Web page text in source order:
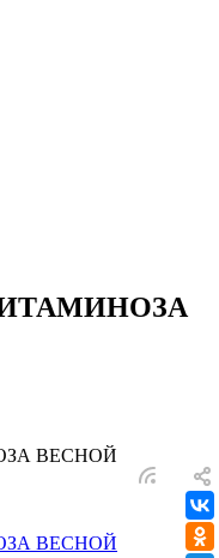
ВЕСНОЙ